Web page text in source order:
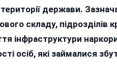
час
спецоперації
«РУБІКОН»
викрили
держави.
складу, підрозділів
інфраструктури
осіб, які займалися